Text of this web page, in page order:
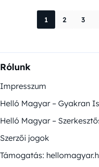
1 2 3
Rólunk
Impresszum
Helló Magyar – Gyakran
Helló Magyar –
Szerzői jogok
Támogatás: